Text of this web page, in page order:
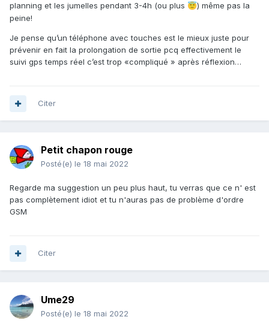
planning et les jumelles pendant 3-4h (ou plus 😇) même pas la
peine!
Je pense qu’un téléphone avec touches est le mieux juste pour
prévenir en fait la prolongation de sortie pcq effectivement le
suivi gps temps réel c’est trop «compliqué » après réflexion…
Citer
Petit chapon rouge
Posté(e) le 18 mai 2022
Regarde ma suggestion un peu plus haut, tu verras que ce n' est
pas complètement idiot et tu n'auras pas de problème d'ordre
GSM
Citer
Ume29
Posté(e) le 18 mai 2022